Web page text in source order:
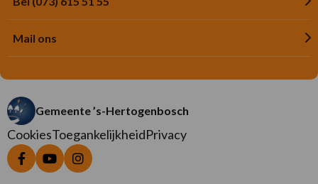
Mail ons
Gemeente ’s-Hertogenbosch
CookiesToegankelijkheidPrivacy
Ga
Ga
Ga